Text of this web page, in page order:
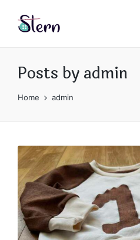
Posts by admin
Home admin